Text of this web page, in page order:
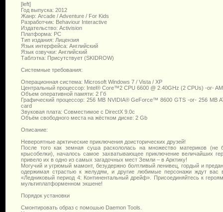
[left]
Год выпуска: 2012
Жанр: Arcade / Adventure / For Kids
Разработчик: Behaviour Interactive
Издательство: Activision
Платформа: PC
Тип издания: Лицензия
Язык интерфейса: Английский
Язык озвучки: Английский
Таблэтка: Присутствует (SKIDROW)
Системные требования:
Операционная система: Microsoft Windows 7 / Vista / XP
Центральный процессор: Intel® Core™2 CPU 6600 @ 2.40GHz (2 CPUs) -or-
Объем оперативной памяти: 2 Гб
Графический процессор: 256 MB NVIDIA® GeForce™ 8600 GTS -or- 256 MB
card
Звуковая плата: Совместимое с DirectX 9.0с
Объём свободного места на жёстком диске: 2 Gb
Описание:
Невероятные арктические приключения доисторических друзей!
После того как земная суша раскололась на множество материков
крысобелки), началось самое захватывающее приключение величайших
привело их в одно из самых загадочных мест Земли – в Арктику!
Могучий и угрюмый мамонт, безудержно болтливый ленивец, гордый и
одержимая страстью к желудям, и другие любимые персонажи ждут вас
«Ледниковый период 4: Континентальный дрейф». Присоединяйтесь к
мультиплатформенном экшене!
Порядок установки
Смонтировать образ с помошью Daemon Tools.